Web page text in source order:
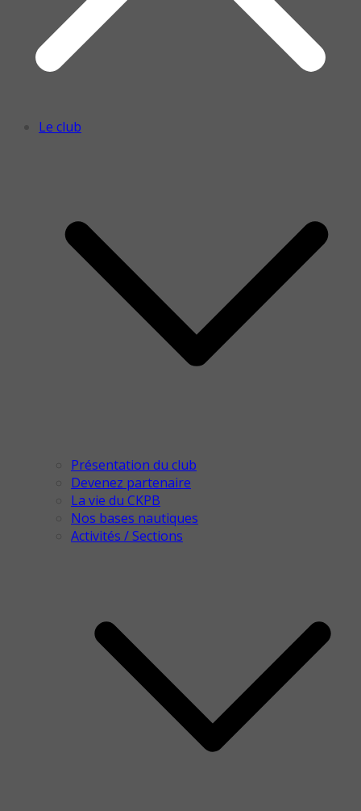
Le club
Présentation du club
Devenez partenaire
La vie du CKPB
Nos bases nautiques
Activités / Sections